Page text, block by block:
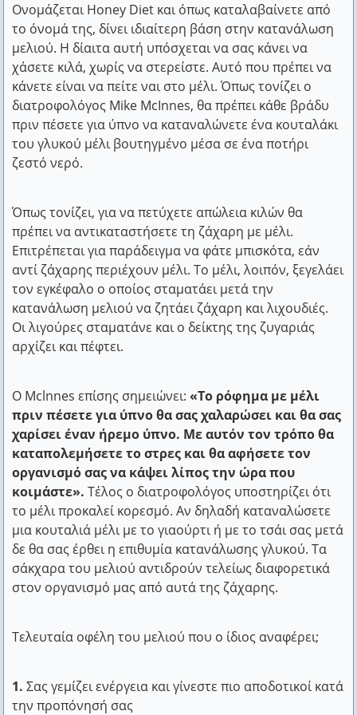
Τον Μεσαίωνα είχαν τη γκιλοτίνα, το μαστίγιο, τη φάλαγγα.
Σήμερα, έχουμε ένα πιο αποτελεσματικό όργανο βασανισμού
που ονομάζεται ζυγαριά μπάνιου.
Στίβεν Φίλιπς
Όποιος θέλει, βρίσκει καιρό. Όποιος δεν θέλει, βρίσκει
πρόφαση.
Ανδρέας Λασκαράτος
και στα ρεύματα, ανάβοντας μια φωτά κάτω από το
κατάστρωμα; Σας παρακαλώ, δεν θέλω να χάνω το χρόνο μου
ακούγοντας τέτοιες ανοησίες.
Ναπολέων Βοναπάρτης (αναφερόμενος στην εφεύρεση του
ατμόπλοιου)
Φόβου τους Δαναούς και δώρα φέροντες.
Βιργίλιος
δική της.
Αίσωπος
Ο άνθρωπος είναι λιγότερο ο εαυτός του όταν μιλάει ως ο
εαυτός του. Δώσ' του μια μάσκα και θα σου πει την αλήθεια.
Όσκαρ Ουάιλντ
Μελέτησε το παρελθόν, πριν να σχεδιάσεις κάτι για το
μέλλον.
Κομφούκιος
Το να είσαι δούλος των παθών σου είναι πιο κακό από το να
ήδη.
ποσό. «Με τόσα χρήματα», είπε, «θα μπορούσα να
αγοράσω ένα ζώο». «Αγόρασε», είπε ο Αρίστιππος,
«κι έτσι θα έχεις δύο».
#8. Ο Διογένης ζητούσε ελεημοσύνη από ένα
άγαλμα. Όταν τον ρώτησαν γιατί κάνει κάτι τέτοιο
απάντησε: «Εξασκούμαι στο να μην
#9. Επέστρεφε ο Διογένης από τους Ολυμπιακούς
αγώνες και ένας τον ρώτησε, αν ήταν εκεί πολύς
κόσμος. Ο Διογένης αποκρίθηκε: «Κόσμος υπήρχε
πολύς, άνθρωποι όμως λίγοι».
#10. Παρακινούσαν τον Φίλιππο τον Μακεδόνα να
Φίλιππος απάντησε: «Δεν είστε καλά!! Θέλετε να
τον στείλω να με κατηγορεί και σ’ άλλα μέρη;»
#11. Ένας φαλακρός έβριζε τον Διογένη. Ο
φιλόσοφος γύρισε και του είπε: «Δεν σου
ανταποδίδω τις βρισιές, αλλά θα ήθελα να πω ένα
«μπράβο» στις τρίχες σου, γιατί απαλλάχτηκαν από
ένα κακορίζικο κεφάλι».
γυναίκα θα ήταν κατάλληλη για γάμο. Ο φιλόσοφος
παντρευτείς ωραία, θα την έχεις με άλλους κοινή,
αν άσχημη, θα είναι σαν να σου επέβαλαν ποινή».
Ονομάζεται Honey Diet και όπως καταλαβαίνετε από
το όνομά της, δίνει ιδιαίτερη βάση στην κατανάλωση
μελιού. Η δίαιτα αυτή υπόσχεται να σας κάνει να
χάσετε κιλά, χωρίς να στερείστε. Αυτό που πρέπει να
κάνετε είναι να πείτε ναι στο μέλι. Όπως τονίζει ο
διατροφολόγος Mike McInnes, θα πρέπει κάθε βράδυ
πριν πέσετε για ύπνο να καταναλώνετε ένα κουταλάκι
του γλυκού μέλι βουτηγμένο μέσα σε ένα ποτήρι
ζεστό νερό.
Όπως τονίζει, για να πετύχετε απώλεια κιλών θα
πρέπει να αντικαταστήσετε τη ζάχαρη με μέλι.
Επιτρέπεται για παράδειγμα να φάτε μπισκότα, εάν
αντί ζάχαρης περιέχουν μέλι. Το μέλι, λοιπόν, ξεγελάει
τον εγκέφαλο ο οποίος σταματάει μετά την
κατανάλωση μελιού να ζητάει ζάχαρη και λιχουδιές.
Οι λιγούρες σταματάνε και ο δείκτης της ζυγαριάς
αρχίζει και πέφτει.
Ο Mclnnes επίσης σημειώνει: «Το ρόφημα με μέλι
πριν πέσετε για ύπνο θα σας χαλαρώσει και θα σας
χαρίσει έναν ήρεμο ύπνο. Με αυτόν τον τρόπο θα
καταπολεμήσετε το στρες και θα αφήσετε τον
οργανισμό σας να κάψει λίπος την ώρα που
κοιμάστε». Τέλος ο διατροφολόγος υποστηρίζει ότι
το μέλι προκαλεί κορεσμό. Αν δηλαδή καταναλώσετε
μια κουταλιά μέλι με το γιαούρτι ή με το τσάι σας μετά
δε θα σας έρθει η επιθυμία κατανάλωσης γλυκού. Τα
σάκχαρα του μελιού αντιδρούν τελείως διαφορετικά
στον οργανισμό μας από αυτά της ζάχαρης.
Τελευταία οφέλη του μελιού που ο ίδιος αναφέρει;
1. Σας γεμίζει ενέργεια και γίνεστε πιο αποδοτικοί κατά
την προπόνησή σας